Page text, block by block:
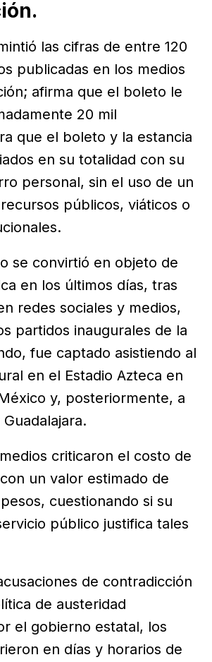
las cifras de entre 120
publicadas en los medios
afirma que el boleto le
20 mil
que el boleto y la estancia
en su totalidad con su
personal, sin el uso de un
públicos, viáticos o
se convirtió en objeto de
en los últimos días, tras
redes sociales y medios,
partidos inaugurales de la
fue captado asistiendo al
en el Estadio Azteca en
y, posteriormente, a
criticaron el costo de
un valor estimado de
cuestionando si su
público justifica tales
de contradicción
de austeridad
el gobierno estatal, los
en días y horarios de